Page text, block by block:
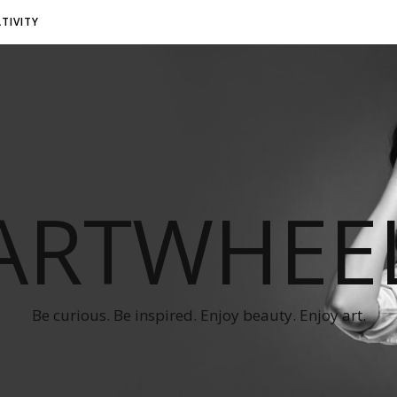
Be curious. Be inspired. Enjoy beauty. Enjoy art.